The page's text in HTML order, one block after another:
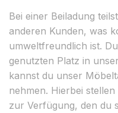
Bei einer Beiladung
anderen Kunden, was
umweltfreundlich ist.
genutzten Platz in
kannst du unser
nehmen. Hierbei
zur Verfügung, den du